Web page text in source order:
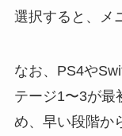
選択すると、メ
なお、PS4や
テージ1〜3が最
め、早い段階か